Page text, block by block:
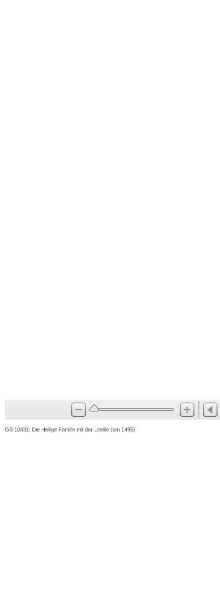
GS 10431: Die Heilige Familie mit der Libelle (um 1495)